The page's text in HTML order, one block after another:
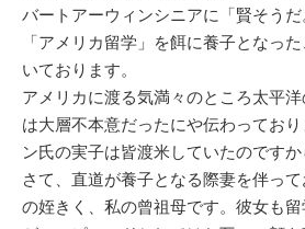
バートアーウィンシニアに「賢そうだ
「アメリカ留学」を餌に養子となっ
いております。
アメリカに渡る気満々のところ太平
は大層不本意だったにや伝わってお
ン氏の実子は皆渡米していたのですか
さて、直道が養子となる際妻を伴っ
の姪きく、私の曾祖母です。彼女も